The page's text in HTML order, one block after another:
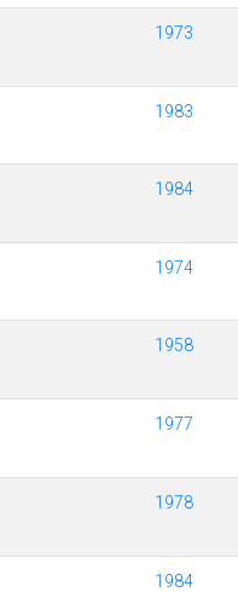
1973
1983
1984
1974
1958
1977
1978
1984